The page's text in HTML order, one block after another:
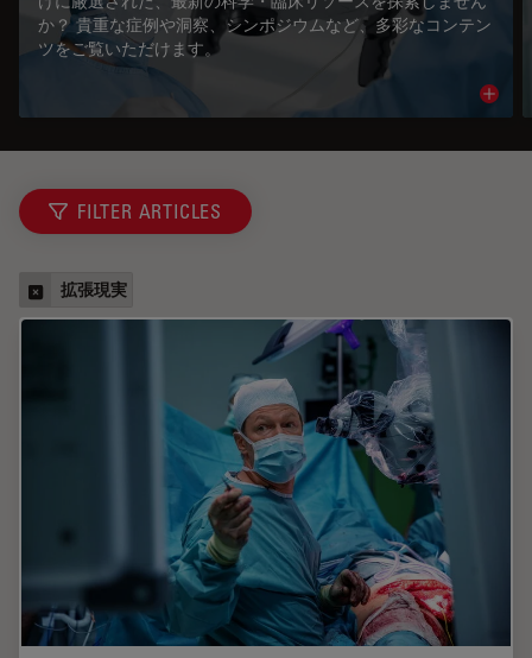
か？ 貴重な症例や洞察、シンポジウムなど、多彩なコンテン
ツをご覧いただけます。
FILTER ARTICLES
拡張現実